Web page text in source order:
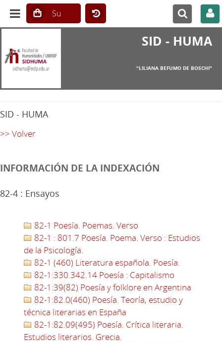
SID - HUMA
"LILIANA BEFUMO DE BOSCHI"
SID - HUMA
>> Volver
INFORMACIÓN DE LA INDEXACIÓN
82-4 : Ensayos
82-1 Poesía. Poemas. Verso
82-1 : 801.7 Poesía. Poema. Verso : Estudios
de la Psicología.
82-1 (460) Literatura española. Poesía.
82-1:330.342.14 Poesía : Capitalismo
82-1:39(82) Poesía y folklore en Argentina
82-1:82.0(460) Poesía. Teoría, estudio y
técnica literarias en España
82-1:82.09(495) Poesía. Crítica literaria.
Estudios literarios. Grecia.